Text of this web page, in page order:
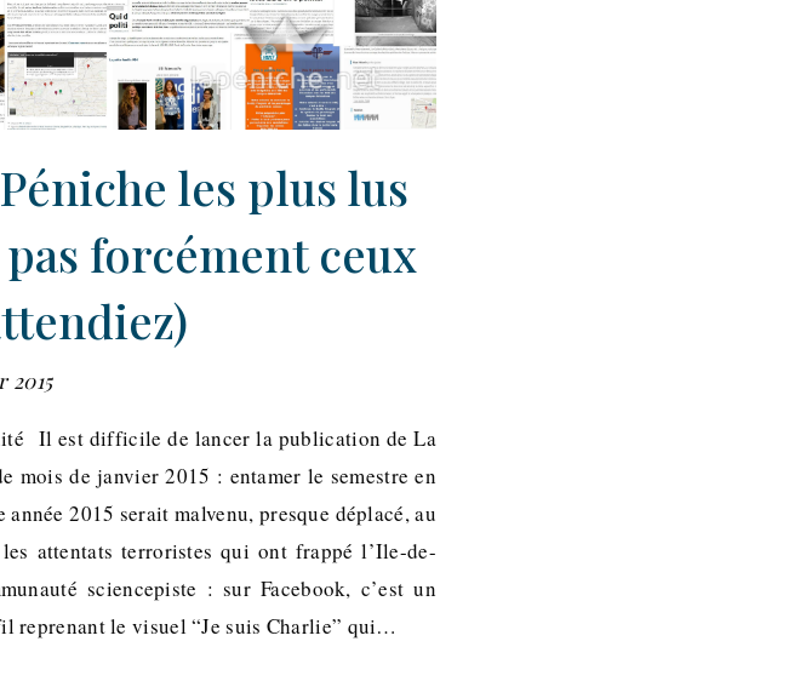
les plus lus
forcément ceux
2015
Il est difficile de lancer la publication de La
mois de janvier 2015 : entamer le semestre en
2015 serait malvenu, presque déplacé, au
attentats terroristes qui ont frappé l’Ile-de-
sciencepiste : sur Facebook, c’est un
reprenant le visuel “Je suis Charlie” qui…